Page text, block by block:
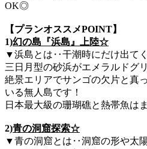
OK◎
【プランオススメPOINT】
1)幻の島 『浜島』上陸☆
▼浜島とは‥干潮時にだけ出てく
三日月型の砂浜がエメラルドグ
絶景エリアでサンゴの欠片と真
いる無人島です！
日本最大級の珊瑚礁と熱帯魚は
2)青の洞窟探索☆
▼青の洞窟とは‥洞窟の形や太